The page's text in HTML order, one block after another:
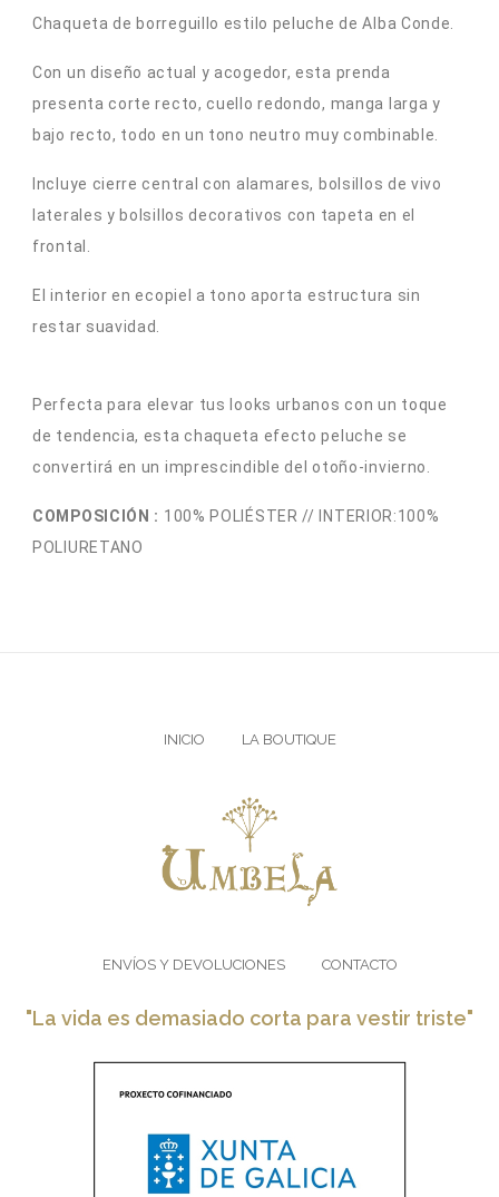
Chaqueta de borreguillo estilo peluche de Alba Conde.
Con un diseño actual y acogedor, esta prenda
presenta corte recto, cuello redondo, manga larga y
bajo recto, todo en un tono neutro muy combinable.
Incluye cierre central con alamares, bolsillos de vivo
laterales y bolsillos decorativos con tapeta en el
frontal.
El interior en ecopiel a tono aporta estructura sin
restar suavidad.
Perfecta para elevar tus looks urbanos con un toque
de tendencia, esta chaqueta efecto peluche se
convertirá en un imprescindible del otoño-invierno.
COMPOSICIÓN : 100% POLIÉSTER // I NTERIOR:100%
POLIURETANO
INICIO LA BOUTIQUE
ENVÍOS Y DEVOLUCIONES CONTACTO
"La vida es demasiado corta para vestir triste"